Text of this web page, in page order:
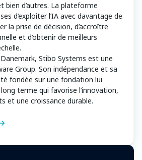
bien d’autres. La plateforme
d’exploiter l’IA avec davantage de
la prise de décision, d’accroître
et d’obtenir de meilleurs
Stibo Systems est une
Group. Son indépendance et sa
fondée sur une fondation lui
terme qui favorise l’innovation,
et une croissance durable.